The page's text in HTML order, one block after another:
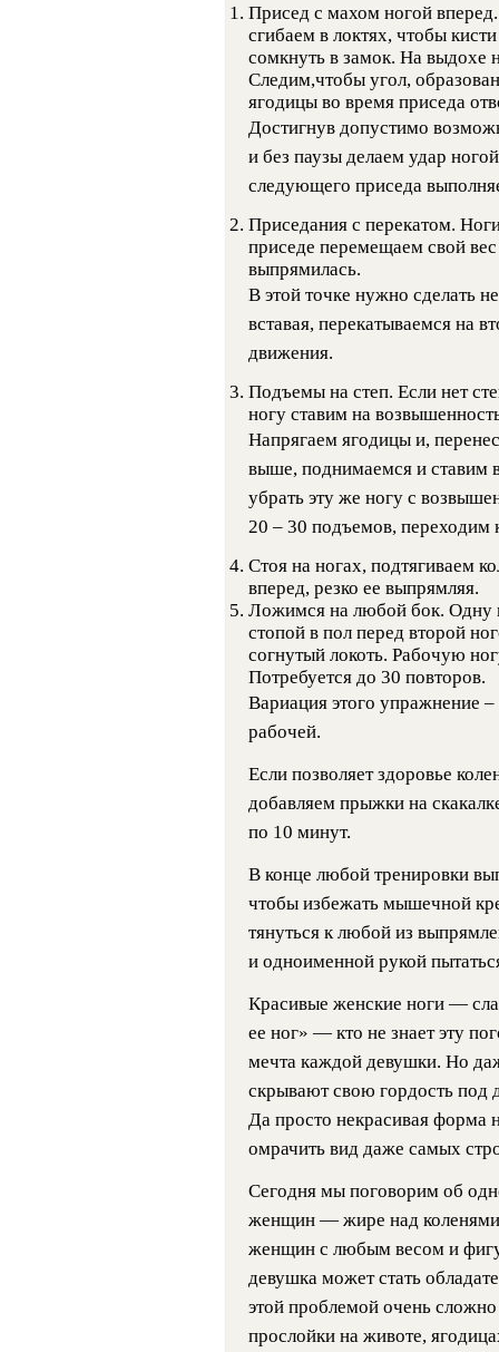
Присед с махом ногой
сгибаем в локтях, чтобы
сомкнуть в замок. На выдохе
Следим,чтобы угол,
ягодицы во время приседа
Достигнув допустимо
и без паузы делаем удар
следующего приседа
Приседания с перекатом.
приседе перемещаем свой
выпрямилась.
В этой точке нужно сделать
вставая, перекатываемся на
движения.
Подъемы на степ. Если нет
ногу ставим на
Напрягаем ягодицы и,
выше, поднимаемся и ставим
убрать эту же ногу с
20 – 30 подъемов, переходим
Стоя на ногах, подтягиваем
вперед, резко ее выпрямляя.
Ложимся на любой бок. Одну
стопой в пол перед второй
согнутый локоть. Рабочую
Потребуется до 30 повторов.
Вариация этого упражнение
рабочей.
Если позволяет здоровье
добавляем прыжки на
по 10 минут.
В конце любой тренировки
чтобы избежать мышечной
тянуться к любой из
и одноименной рукой
Красивые женские ноги —
ее ног» — кто не знает эту
мечта каждой девушки. Но
скрывают свою гордость
Да просто некрасивая форма
омрачить вид даже самых
Сегодня мы поговорим об
женщин — жире над коленями.
женщин с любым весом и
девушка может стать
этой проблемой очень
прослойки на животе,